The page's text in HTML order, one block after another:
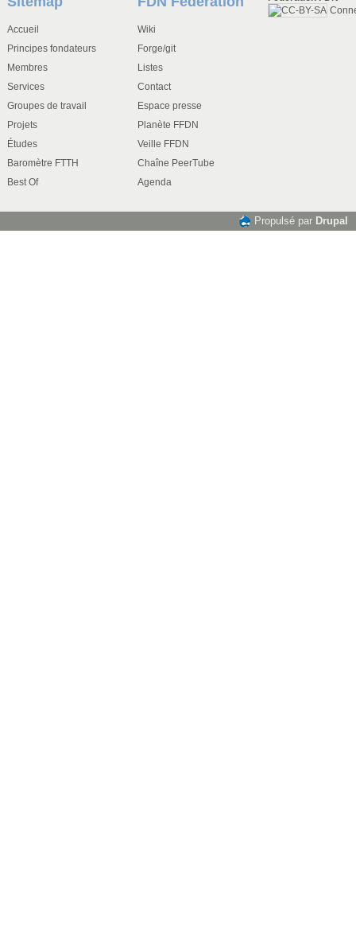
Accueil
Principes fondateurs
Membres
Services
Groupes de travail
Projets
Études
Baromètre FTTH
Best Of
Wiki
Forge/git
Listes
Contact
Espace presse
Planète FFDN
Veille FFDN
Chaîne PeerTube
Agenda
Propulsé par Drupal